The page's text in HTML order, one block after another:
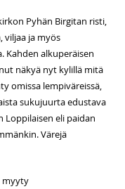
Pyhän Birgitan risti,
viljaa ja myös
Kahden alkuperäisen
näkyä nyt kylillä mitä
omissa lempiväreissä,
sukujuurta edustava
Loppilaisen eli paidan
Värejä
myyty